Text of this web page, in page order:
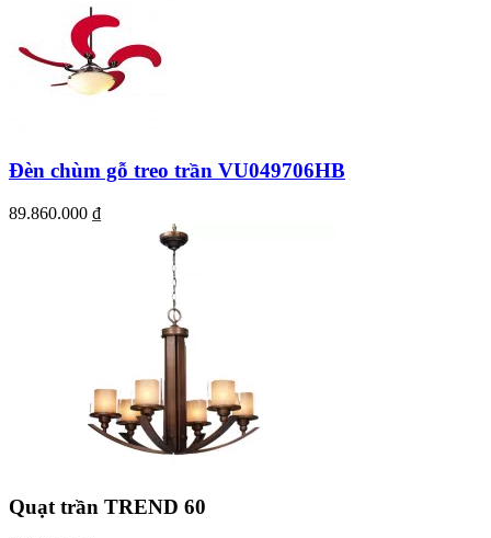
Đèn chùm gỗ treo trần VU049706HB
89.860.000 ₫
Quạt trần TREND 60